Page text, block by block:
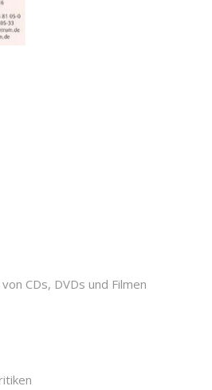
CDs, DVDs und Filmen